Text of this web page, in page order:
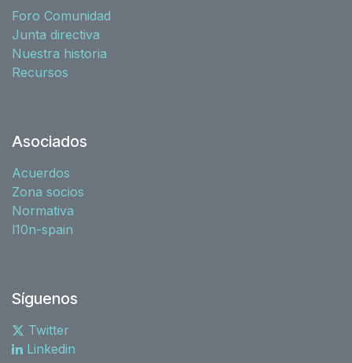
Foro Comunidad
Junta directiva
Nuestra historia
Recursos
Asociados
Acuerdos
Zona socios
Normativa
l10n-spain
Síguenos
Twitter
Linkedin